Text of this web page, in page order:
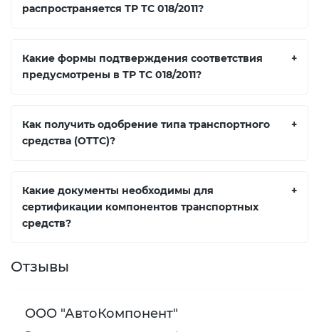
распространяется ТР ТС 018/2011?
Какие формы подтверждения соответствия
предусмотрены в ТР ТС 018/2011?
+
Как получить одобрение типа транспортного
средства (ОТТС)?
+
Какие документы необходимы для
сертификации компонентов транспортных
средств?
+
Отзывы
ООО "АвтоКомпонент"